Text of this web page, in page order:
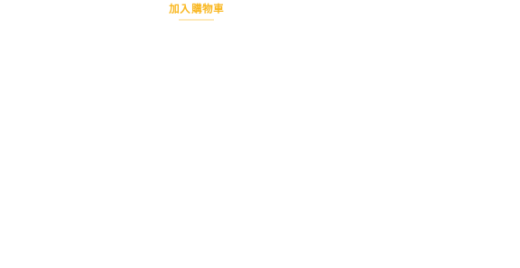
加入購物車